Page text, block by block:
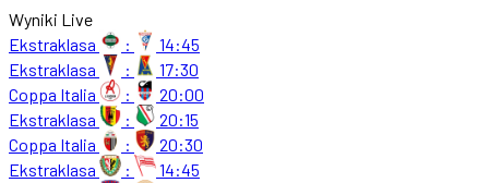
Wyniki Live
Ekstraklasa
:
14:45
Ekstraklasa
:
17:30
Coppa Italia
:
20:00
Ekstraklasa
:
20:15
Coppa Italia
:
20:30
Ekstraklasa
:
14:45